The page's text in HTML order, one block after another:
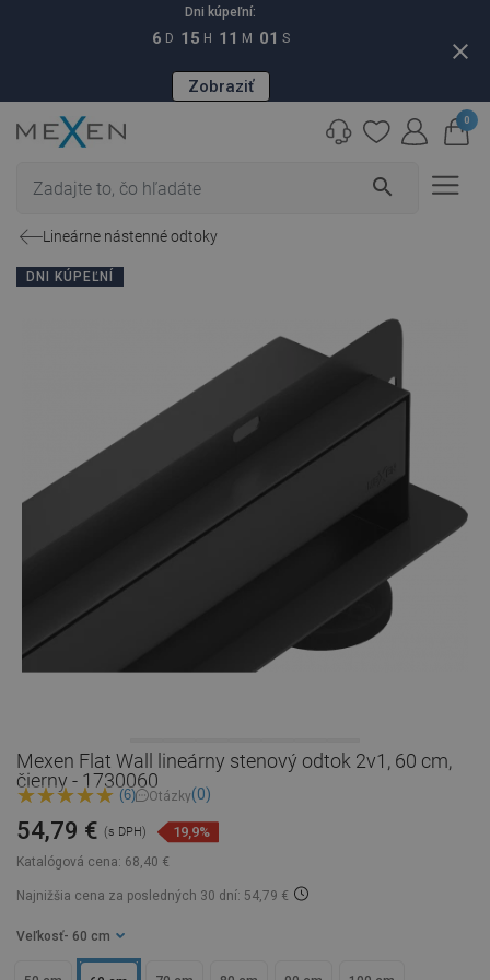
Dni kúpeľní:
6 D 15 H 11 M 00 S
Zobraziť
close
search
0
Lineárne nástenné odtoky
DNI KÚPEĽNÍ
Mexen Flat Wall lineárny stenový odtok 2v1, 60 cm,
čierny - 1730060
(6) Otázky(0)
Katalógová cena: 68,40 €
54,79 € (s DPH) 19,9%
Najnižšia cena za posledných 30 dní: 54,79 €
Veľkosť - 60 cm